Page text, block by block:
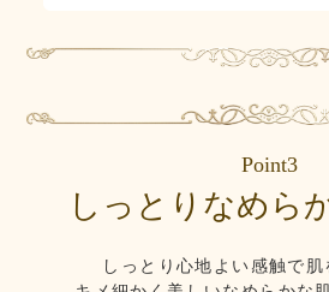
Point3
しっとりなめら
しっとり心地よい感触で肌